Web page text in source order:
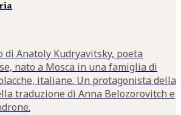
Anatoly Kudryavitsky, poeta
nato a Mosca in una famiglia di
italiane. Un protagonista della
traduzione di Anna Belozorovitch e